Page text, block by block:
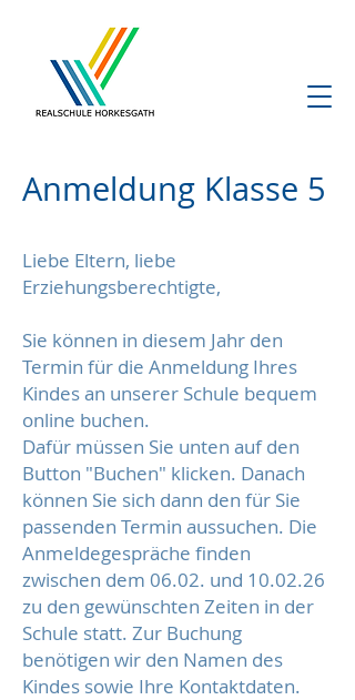
Anmeldung Klasse 5
Liebe Eltern, liebe
Erziehungsberechtigte,
Sie können in diesem Jahr den
Termin für die Anmeldung Ihres
Kindes an unserer Schule bequem
online buchen.
Dafür müssen Sie unten auf den
Button "Buchen" klicken. Danach
können Sie sich dann den für Sie
passenden Termin aussuchen. Die
Anmeldegespräche finden
zwischen dem 06.02. und 10.02.26
zu den gewünschten Zeiten in der
Schule statt. Zur Buchung
benötigen wir den Namen des
Kindes sowie Ihre Kontaktdaten.